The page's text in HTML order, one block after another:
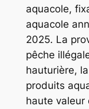
aquacole,
aquacole
2025. La
pêche
hauturière,
produits
haute valeur